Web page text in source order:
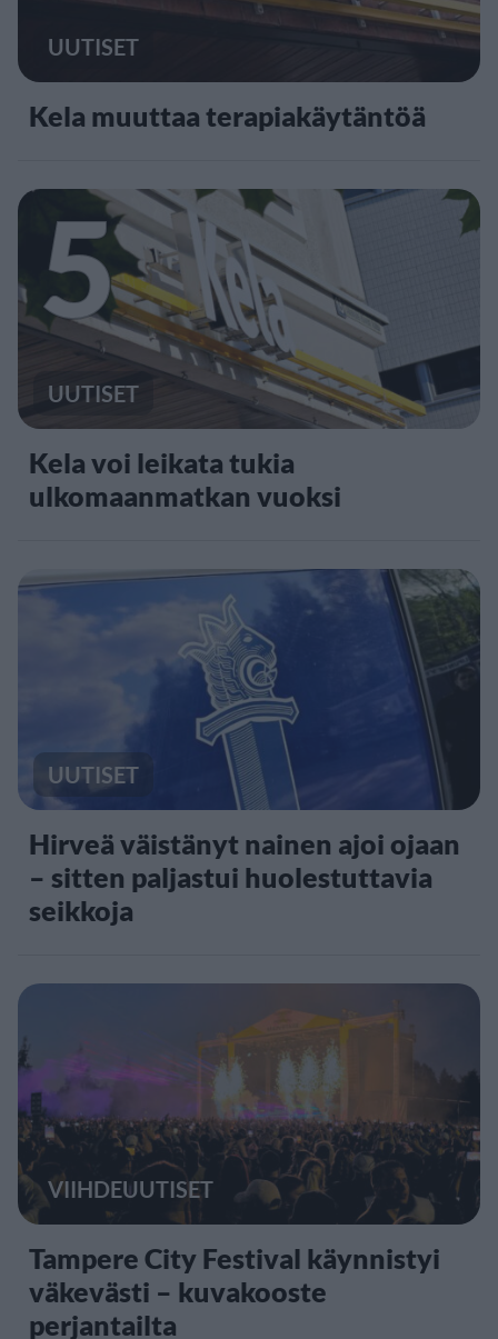
UUTISET
Kela muuttaa terapiakäytäntöä
5
UUTISET
Kela voi leikata tukia
ulkomaanmatkan vuoksi
UUTISET
Hirveä väistänyt nainen ajoi ojaan
– sitten paljastui huolestuttavia
seikkoja
VIIHDEUUTISET
Tampere City Festival käynnistyi
väkevästi – kuvakooste
perjantailta